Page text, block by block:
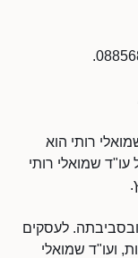
רותי הוא
שמואלי רותי
לעסקים
ועו"ד שמואלי